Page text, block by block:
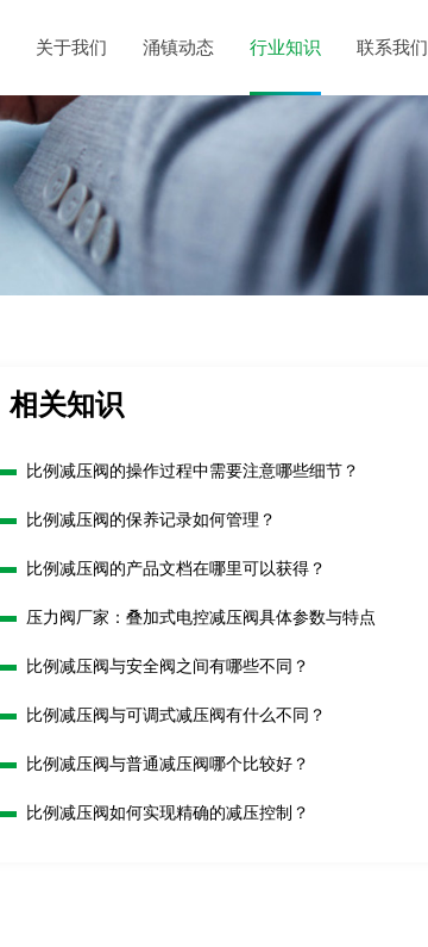
关于我们 涌镇动态 行业知识 联系我们
相关知识
比例减压阀的操作过程中需要注意哪些细节？
比例减压阀的保养记录如何管理？
比例减压阀的产品文档在哪里可以获得？
压力阀厂家：叠加式电控减压阀具体参数与特点
比例减压阀与安全阀之间有哪些不同？
比例减压阀与可调式减压阀有什么不同？
比例减压阀与普通减压阀哪个比较好？
比例减压阀如何实现精确的减压控制？